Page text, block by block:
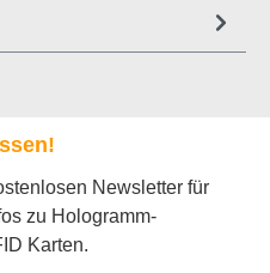
Newsletter für
zu Hologramm-
Karten.